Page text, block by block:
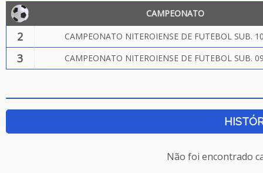
CAMPEONATO
2 CAMPEONATO NITEROIENSE DE FUTEBOL SUB.
3 CAMPEONATO NITEROIENSE DE FUTEBOL SUB.
Não foi encontrado